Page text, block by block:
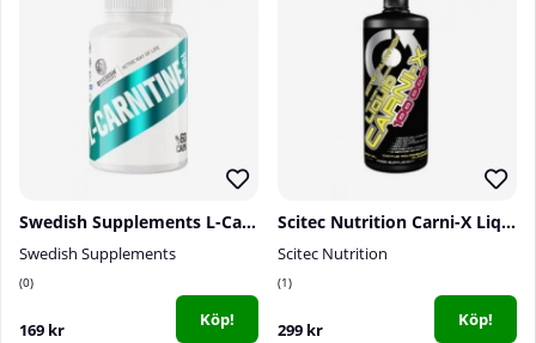
Swedish Supplements L-Carnitine Forte, 60 caps
Swedish Supplements
0
169 kr Köp!
Scitec Nutrition Carni-X Liquid 100 000, 500ml
Scitec Nutrition
1
299 kr Köp!